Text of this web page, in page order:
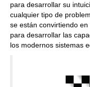
para desarrollar su
cualquier tipo de
se están convirtiendo
para desarrollar las
los modernos sistemas